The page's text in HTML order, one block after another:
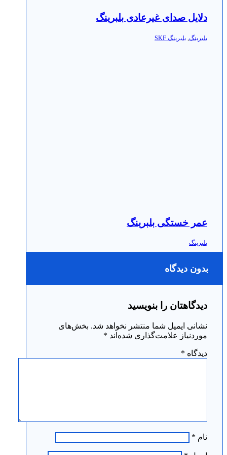
دلایل صدای غیرعادی بلبرینگ
بلبرینگ, بلبرینگ SKF
عمر خستگی بلبرینگ
بلبرینگ
بدون دیدگاه
دیدگاهتان را بنویسید
نشانی ایمیل شما منتشر نخواهد شد. بخش‌های
موردنیاز علامت‌گذاری شده‌اند *
دیدگاه *
نام *